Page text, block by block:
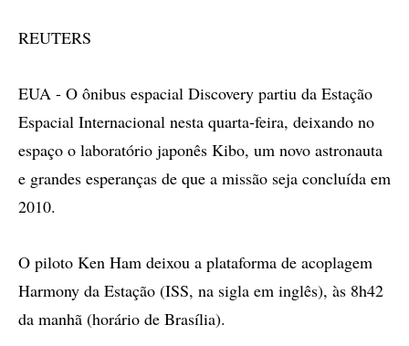
REUTERS
EUA - O ônibus espacial Discovery partiu da Estação
Espacial Internacional nesta quarta-feira, deixando no
espaço o laboratório japonês Kibo, um novo astronauta
e grandes esperanças de que a missão seja concluída em
2010.
O piloto Ken Ham deixou a plataforma de acoplagem
Harmony da Estação (ISS, na sigla em inglês), às 8h42
da manhã (horário de Brasília).